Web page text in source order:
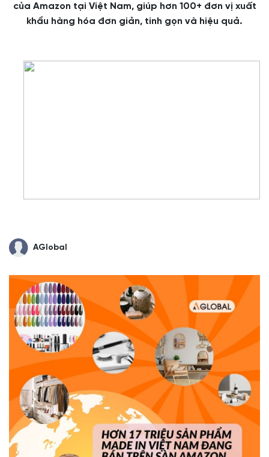
của Amazon tại Việt Nam, giúp hơn 100+ đơn vị xuất
khẩu hàng hóa đơn giản, tinh gọn và hiệu quả.
AGlobal